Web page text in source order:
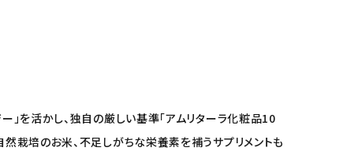
」を活かし、独自の厳しい基準「アムリターラ化粧品10
栽培のお米、不足しがちな栄養素を補うサプリメントも